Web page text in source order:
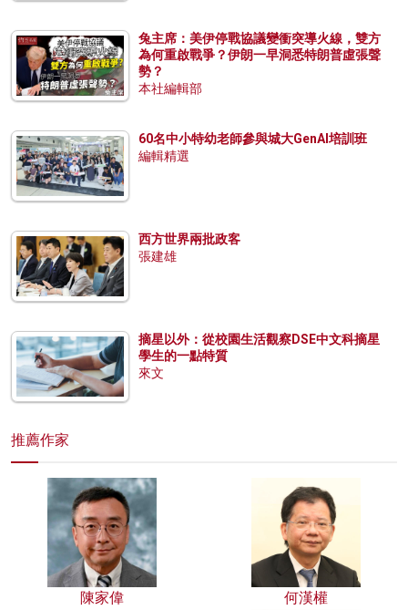
兔主席：美伊停戰協議變衝突導火線，雙方
為何重啟戰爭？伊朗一早洞悉特朗普虛張聲
勢？
本社編輯部
60名中小特幼老師參與城大GenAI培訓班
編輯精選
西方世界兩批政客
張建雄
摘星以外：從校園生活觀察DSE中文科摘星
學生的一點特質
來文
推薦作家
陳家偉 何漢權